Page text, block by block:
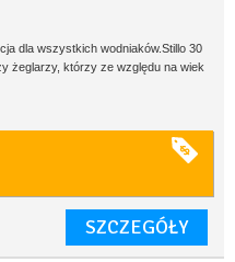
dla wszystkich wodniaków.Stillo 30
żeglarzy, którzy ze względu na wiek
SZCZEGÓŁY